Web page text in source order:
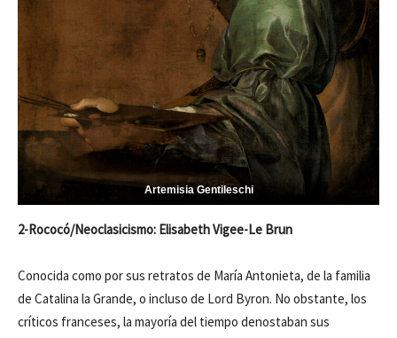
Artemisia Gentileschi
2-Rococó/Neoclasicismo: Elisabeth Vigee-Le Brun
Conocida como por sus retratos de María Antonieta, de la familia
de Catalina la Grande, o incluso de Lord Byron. No obstante, los
críticos franceses, la mayoría del tiempo denostaban sus